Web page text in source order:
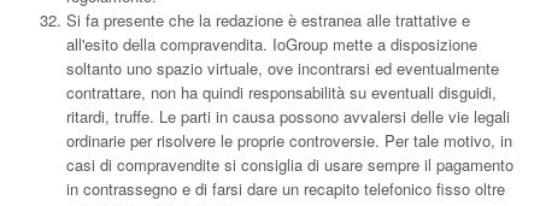
Si fa presente che la redazione è estranea alle trattative e
all'esito della compravendita. IoGroup mette a disposizione
soltanto uno spazio virtuale, ove incontrarsi ed eventualmente
contrattare, non ha quindi responsabilità su eventuali disguidi,
ritardi, truffe. Le parti in causa possono avvalersi delle vie legali
ordinarie per risolvere le proprie controversie. Per tale motivo, in
casi di compravendite si consiglia di usare sempre il pagamento
in contrassegno e di farsi dare un recapito telefonico fisso oltre